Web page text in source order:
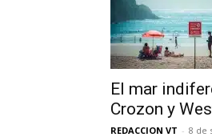
El mar
Crozon y
REDACCION VT - 8 de